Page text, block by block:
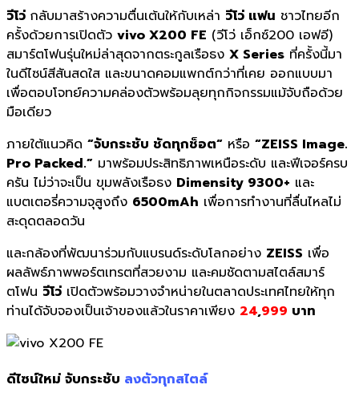
วีโว่ กลับมาสร้างความตื่นเต้นให้กับเหล่า วีโว่ แฟน ชาวไทยอีก
ครั้งด้วยการเปิดตัว vivo X200 FE (วีโว่ เอ็กซ์200 เอฟอี)
สมาร์ตโฟนรุ่นใหม่ล่าสุดจากตระกูลเรือธง X Series ที่ครั้งนี้มา
ในดีไซน์สีสันสดใส และขนาดคอมแพกต์กว่าที่เคย ออกแบบมา
เพื่อตอบโจทย์ความคล่องตัวพร้อมลุยทุกกิจกรรมแม้จับถือด้วย
มือเดียว
ภายใต้แนวคิด “จับกระชับ ชัดทุกช็อต“ หรือ “ZEISS Image.
Pro Packed.” มาพร้อมประสิทธิภาพเหนือระดับ และฟีเจอร์ครบ
ครัน ไม่ว่าจะเป็น ขุมพลังเรือธง Dimensity 9300+ และ
แบตเตอรี่ความจุสูงถึง 6500mAh เพื่อการทำงานที่ลื่นไหลไม่
สะดุดตลอดวัน
และกล้องที่พัฒนาร่วมกับแบรนด์ระดับโลกอย่าง ZEISS เพื่อ
ผลลัพธ์ภาพพอร์ตเทรตที่สวยงาม และคมชัดตามสไตล์สมาร์
ตโฟน วีโว่ เปิดตัวพร้อมวางจำหน่ายในตลาดประเทศไทยให้ทุก
ท่านได้จับจองเป็นเจ้าของแล้วในราคาเพียง 24,999 บาท
ดีไซน์ใหม่ จับกระชับ ลงตัวทุกสไตล์